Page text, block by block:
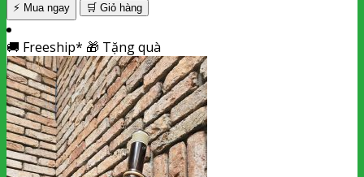
⚡ Mua ngay 🛒 Giỏ hàng
🚚 Freeship* 🎁 Tặng quà